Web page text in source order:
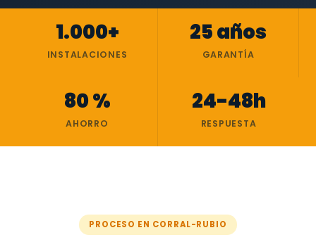
1.000+
INSTALACIONES
25 años
GARANTÍA
80 %
AHORRO
24-48h
RESPUESTA
PROCESO EN CORRAL-RUBIO